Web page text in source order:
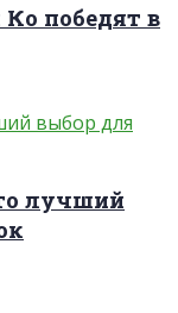
победят в
лучший